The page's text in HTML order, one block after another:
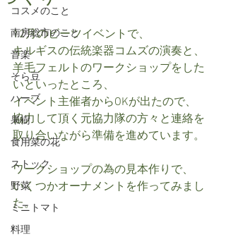
コスメのこと
南房総市のこと
音楽
そら豆
ハーブ
果樹
食用菜の花
ストック
野菜
ミニトマト
料理
12月のビーツイベントで、
キルギスの伝統楽器コムズの演奏と、
羊毛フェルトのワークショップをした
いといったところ、
イベント主催者からOKが出たので、
協力して頂く元協力隊の方々と連絡を
取り合いながら準備を進めています。
ワークショップの為の見本作りで、
いくつかオーナメントを作ってみまし
た。